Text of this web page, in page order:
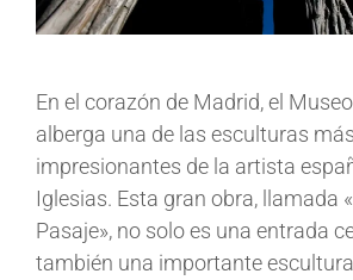
En el corazón de Madrid, el
alberga una de las esculturas más
impresionantes de la artista
Iglesias. Esta gran obra, llamada
Pasaje», no solo es una entrada
también una importante